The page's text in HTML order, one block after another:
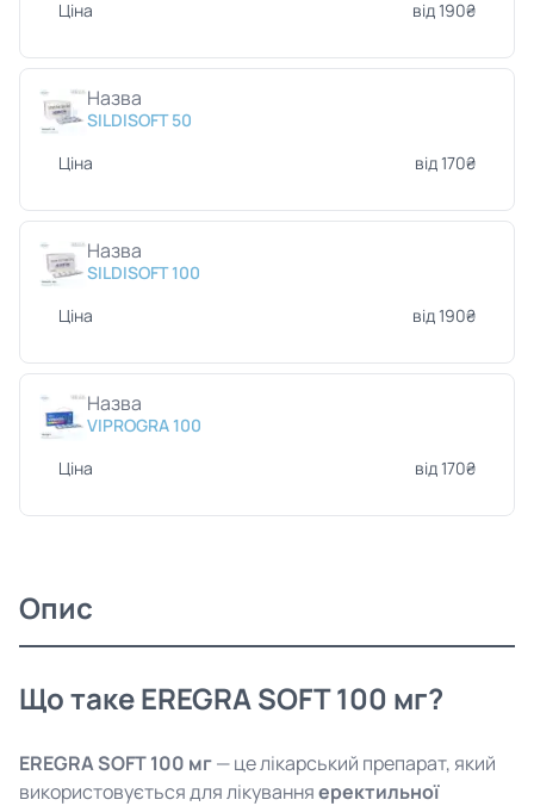
Ціна від 190₴
Назва
SILDISOFT 50
Ціна
від 170₴
Назва
SILDISOFT 100
Ціна
від 190₴
Назва
VIPROGRA 100
Ціна
від 170₴
Опис
Що таке EREGRA SOFT 100 мг?
EREGRA SOFT 100 мг— це лікарський препарат, який
використовується для лікуванняеректильної